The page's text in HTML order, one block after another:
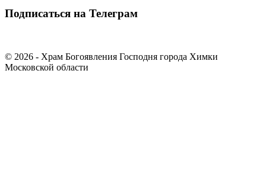
Подписаться на Телеграм
© 2026 - Храм Богоявления Господня города Химки
Московской области